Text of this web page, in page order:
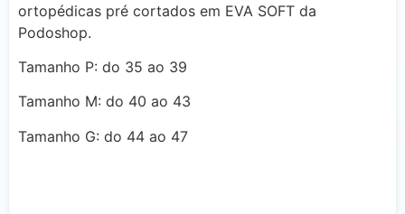
ortopédicas pré cortados em EVA SOFT da
Podoshop.
Tamanho P: do 35 ao 39
Tamanho M: do 40 ao 43
Tamanho G: do 44 ao 47